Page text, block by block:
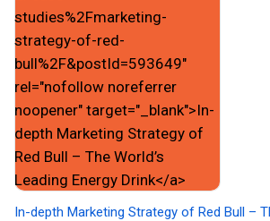
In-depth Marketing Strategy of Red Bull –